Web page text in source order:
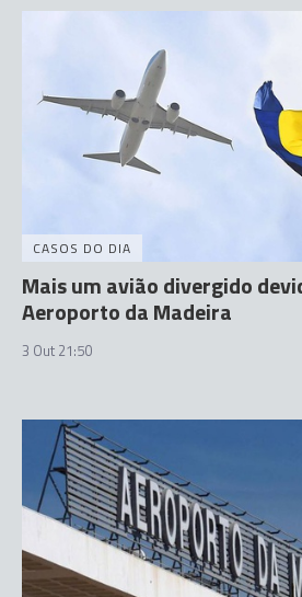
CASOS DO DIA
Mais um avião divergido
Aeroporto da Madeira
3 Out 21:50